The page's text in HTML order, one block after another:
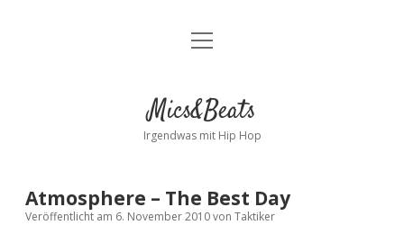
Kontakt
facebookinstagram
bandcamp
spotify
Menü
Mics&Beats
Irgendwas mit Hip Hop
Atmosphere – The Best Day
Veröffentlicht am 6. November 2010von Taktiker